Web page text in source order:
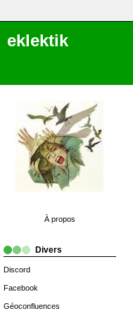
eklektik
À propos
Divers
Discord
Facebook
Géoconfluences